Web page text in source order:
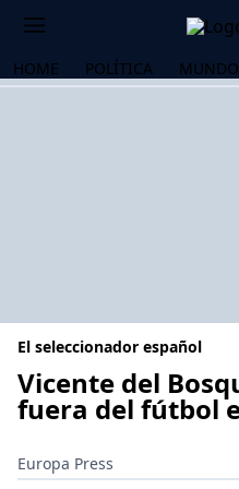
HOME POLÍTICA MUNDO
El seleccionador español
Vicente del
fuera del fútbol
Europa Press